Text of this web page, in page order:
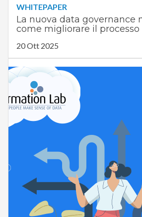
WHITEPAPER
La nuova data governance
come migliorare il processo
20 Ott 2025